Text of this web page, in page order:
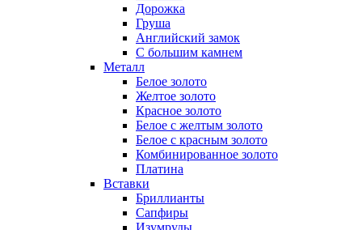
Дорожка
Груша
Английский замок
С большим камнем
Металл
Белое золото
Желтое золото
Красное золото
Белое с желтым золото
Белое с красным золото
Комбинированное золото
Платина
Вставки
Бриллианты
Сапфиры
Изумруды